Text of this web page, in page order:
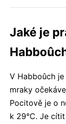
Jaké je
V Habboûch
mraky
Pocitově je o
k 29°C. Je